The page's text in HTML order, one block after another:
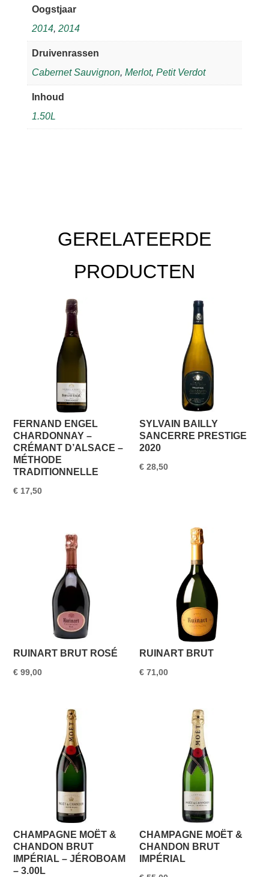
Oogstjaar
2014, 2014
Druivenrassen
Cabernet Sauvignon, Merlot, Petit Verdot
Inhoud
1.50L
GERELATEERDE
PRODUCTEN
FERNAND ENGEL
CHARDONNAY –
CRÉMANT D’ALSACE –
MÉTHODE
TRADITIONNELLE
€ 17,50
SYLVAIN BAILLY
SANCERRE PRESTIGE
2020
€ 28,50
RUINART BRUT ROSÉ
€ 99,00
RUINART BRUT
€ 71,00
CHAMPAGNE MOËT &
CHANDON BRUT
IMPÉRIAL – JÉROBOAM
– 3.00L
CHAMPAGNE MOËT &
CHANDON BRUT
IMPÉRIAL